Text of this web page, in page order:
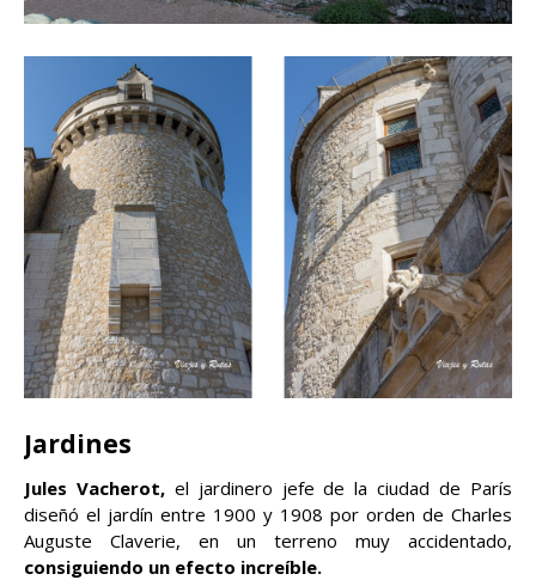
Jardines
Jules Vacherot,el jardinero jefe de la ciudad de París
diseñó el jardín entre 1900 y 1908 por orden de Charles
Auguste Claverie, en un terreno muy accidentado,
consiguiendo un efecto increíble.